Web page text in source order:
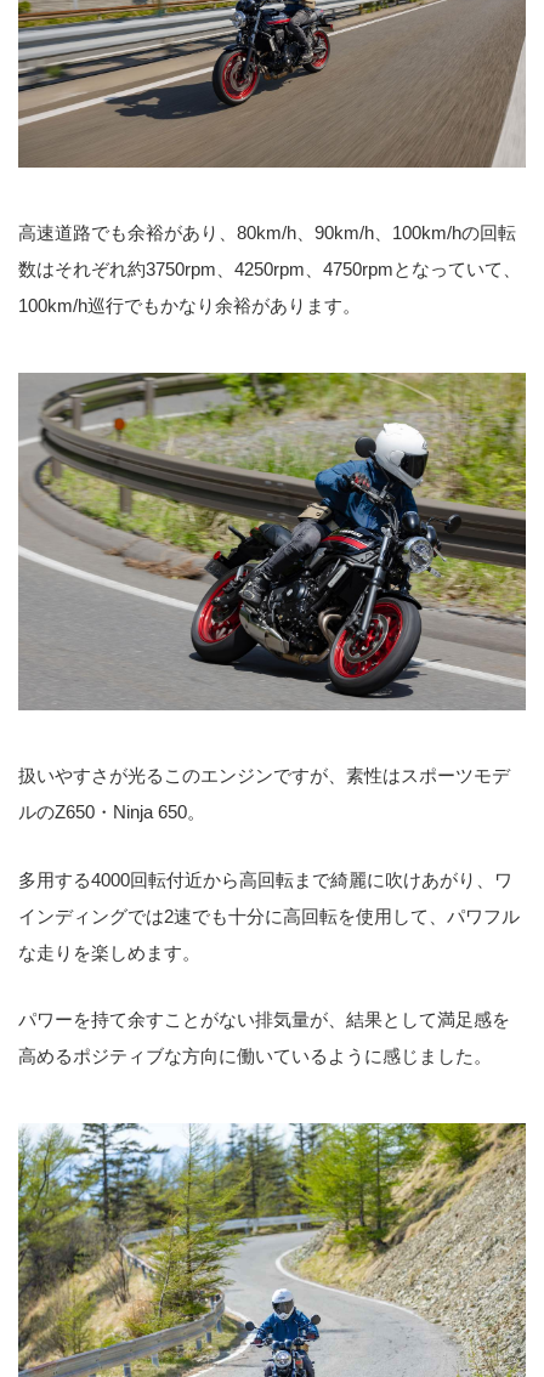
高速道路でも余裕があり、80km/h、90km/h、100km/hの回転
数はそれぞれ約3750rpm、4250rpm、4750rpmとなっていて、
100km/h巡行でもかなり余裕があります。
扱いやすさが光るこのエンジンですが、素性はスポーツモデ
ルのZ650・Ninja 650。
多用する4000回転付近から高回転まで綺麗に吹けあがり、ワ
インディングでは2速でも十分に高回転を使用して、パワフル
な走りを楽しめます。
パワーを持て余すことがない排気量が、結果として満足感を
高めるポジティブな方向に働いているように感じました。